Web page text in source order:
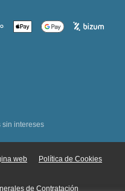
sin intereses
web Política de Cookies
de Contratación